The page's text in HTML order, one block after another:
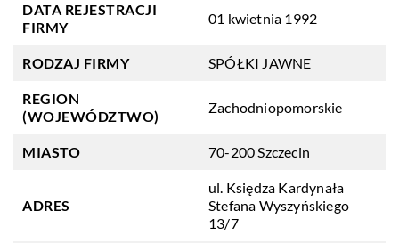
DATA REJESTRACJI
FIRMY
01 kwietnia 1992
RODZAJ FIRMY SPÓŁKI JAWNE
REGION
(WOJEWÓDZTWO)
Zachodniopomorskie
MIASTO 70-200 Szczecin
ADRES
ul. Księdza Kardynała
Stefana Wyszyńskiego
13/7